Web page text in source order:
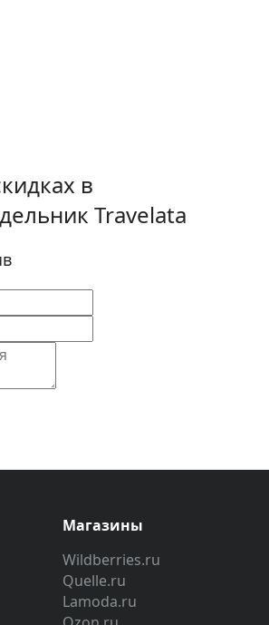
в
Travelata
Магазины
Wildberries.ru
Quelle.ru
Lamoda.ru